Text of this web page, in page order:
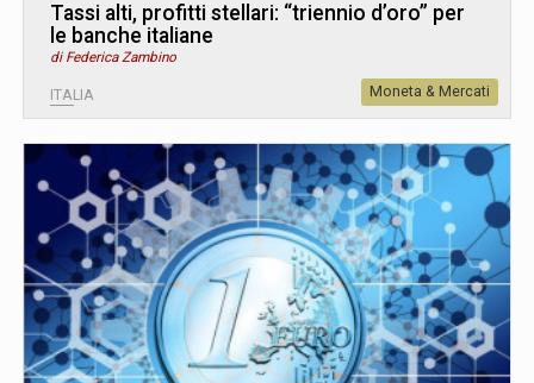
Tassi alti, profitti stellari: “triennio d’oro” per
le banche italiane
di Federica Zambino
ITALIA Moneta & Mercati